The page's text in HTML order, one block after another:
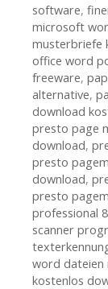
software,
microsoft
musterbriefe
office word
freeware,
alternative,
download
presto page
download,
presto
download,
presto
professional
scanner
word dateien
kostenlos